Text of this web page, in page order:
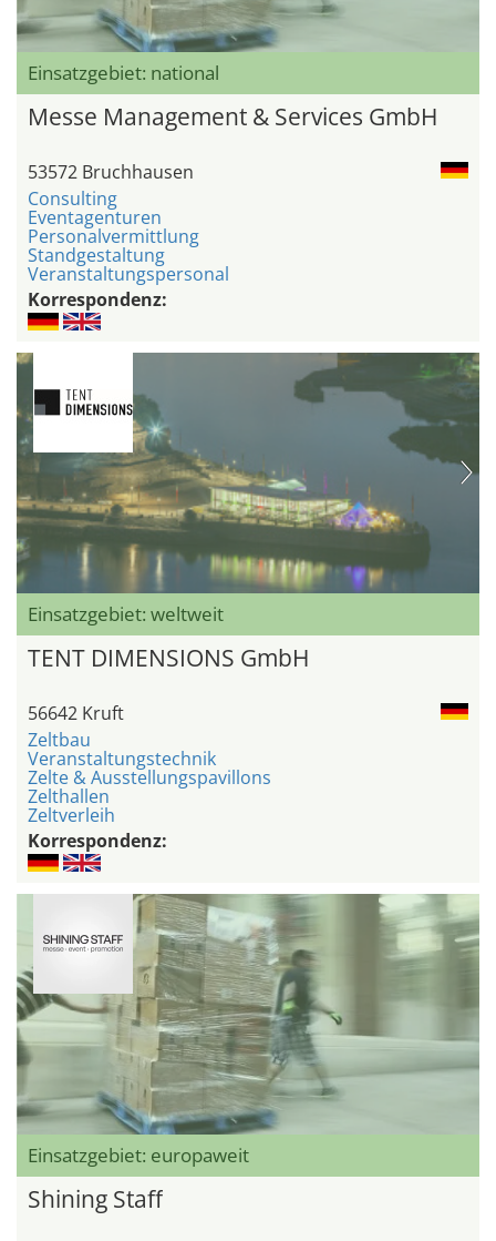
Einsatzgebiet: national
Messe Management & Services GmbH
53572 Bruchhausen
Consulting
Eventagenturen
Personalvermittlung
Standgestaltung
Veranstaltungspersonal
Korrespondenz:
Einsatzgebiet: weltweit
TENT DIMENSIONS GmbH
56642 Kruft
Zeltbau
Veranstaltungstechnik
Zelte & Ausstellungspavillons
Zelthallen
Zeltverleih
Korrespondenz:
Einsatzgebiet: europaweit
Shining Staff